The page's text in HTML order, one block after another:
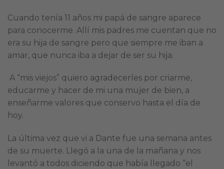
Cuando tenía 11 años mi papá de sangre aparece
para conocerme. Allí mis padres me cuentan que no
era su hija de sangre pero que siempre me iban a
amar, que nunca iba a dejar de ser su hija.
A “mis viejos” quiero agradecerles por criarme,
educarme y hacer de mi una mujer de bien, a
enseñarme valores que conservo hasta el día de
hoy.
La última vez que vi a Dante fue una semana antes
de su muerte. Llegó a la una de la mañana y nos
levantó a todos diciendo que había llegado “el